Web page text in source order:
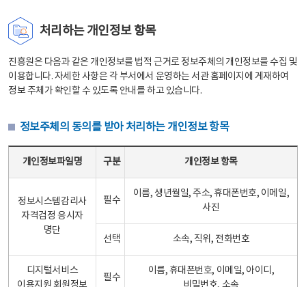
처리하는 개인정보 항목
진흥원은 다음과 같은 개인정보를 법적 근거로 정보주체의 개인정보를 수집 및
이용합니다. 자세한 사항은 각 부서에서 운영하는 서관 홈페이지에 게재하여
정보 주체가 확인할 수 있도록 안내를 하고 있습니다.
정보주체의 동의를 받아 처리하는 개인정보 항목
개인정보파일명 구분 개인정보 항목
정보시스템감리사
자격검정 응시자
명단
필수
이름, 생년월일, 주소, 휴대폰번호, 이메일,
사진
선택 소속, 직위, 전화번호
디지털서비스
필수
이름, 휴대폰번호, 이메일, 아이디,